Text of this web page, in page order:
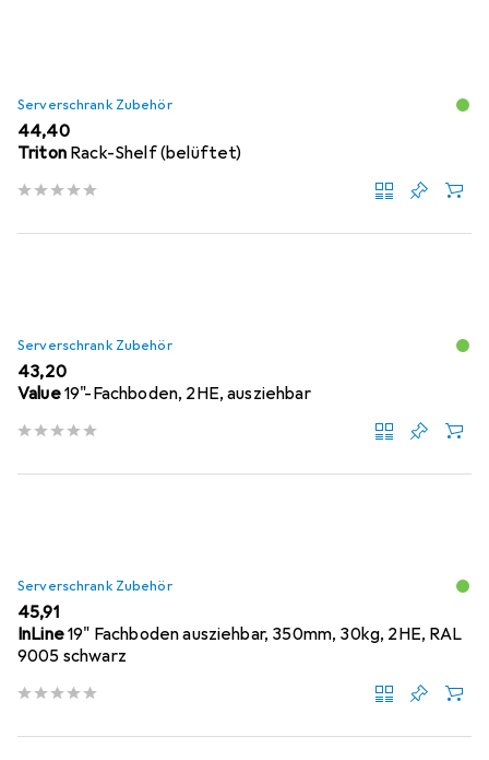
Serverschrank Zubehör
EUR
44,40
Triton Rack-Shelf (belüftet)
Serverschrank Zubehör
EUR
43,20
Value19"-Fachboden, 2HE, ausziehbar
Serverschrank Zubehör
EUR
45,91
InLine19" Fachboden ausziehbar, 350mm, 30kg, 2HE, RAL
9005 schwarz